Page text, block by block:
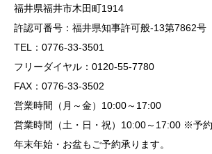
福井県福井市木田町1914
許認可番号：福井県知事許可般-13第7862号
TEL：0776-33-3501
フリーダイヤル：0120-55-7780
FAX：0776-33-3502
営業時間（月～金）10:00～17:00
営業時間（土・日・祝）10:00～17:00 ※予
年末年始・お盆もご予約承ります。